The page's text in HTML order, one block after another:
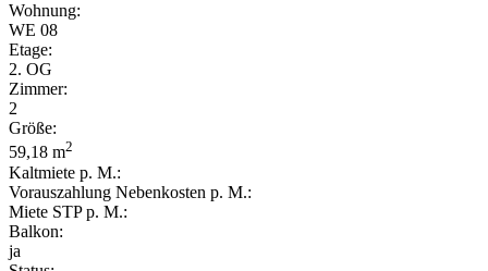
Wohnung:
WE 08
Etage:
2. OG
Zimmer:
2
Größe:
59,18 m2
Kaltmiete p. M.:
Vorauszahlung Nebenkosten p. M.:
Miete STP p. M.:
Balkon:
ja